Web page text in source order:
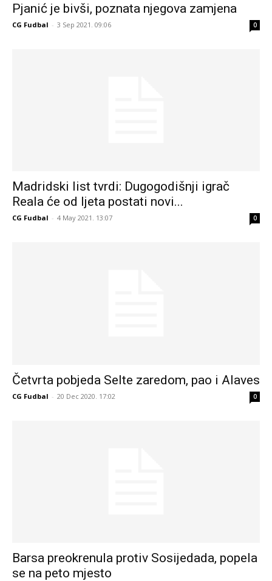
Pjanić je bivši, poznata njegova zamjena
CG Fudbal - 3 Sep 2021. 09:06 0
Madridski list tvrdi: Dugogodišnji igrač
Reala će od ljeta postati novi...
CG Fudbal - 4 May 2021. 13:07 0
Četvrta pobjeda Selte zaredom, pao i Alaves
CG Fudbal - 20 Dec 2020. 17:02 0
Barsa preokrenula protiv Sosijedada, popela
se na peto mjesto